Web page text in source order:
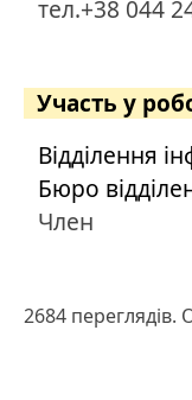
тел.+38 044
Участь у
Відділення
Бюро
Член
2684 переглядів.